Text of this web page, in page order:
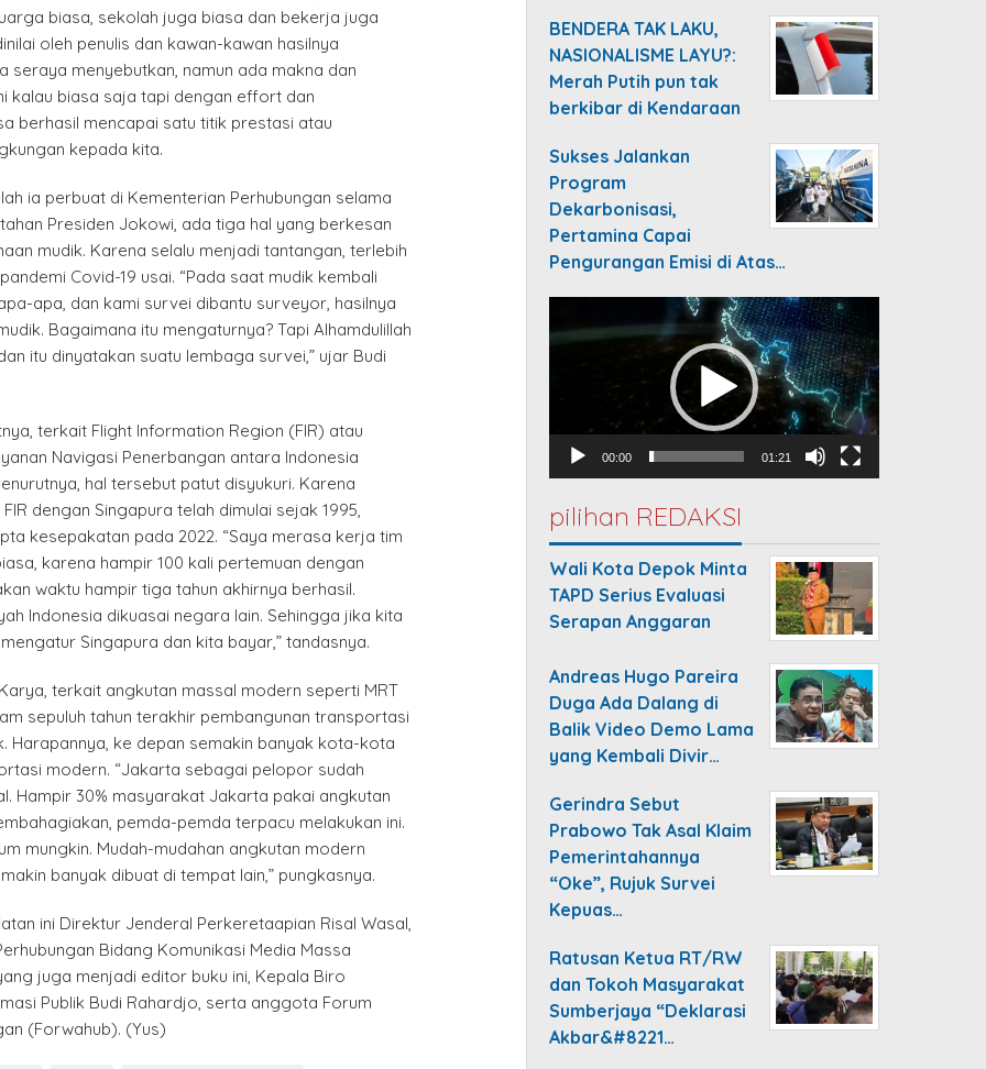
biasa, sekolah juga biasa dan bekerja juga
oleh penulis dan kawan-kawan hasilnya
seraya menyebutkan, namun ada makna dan
kalau biasa saja tapi dengan effort dan
berhasil mencapai satu titik prestasi atau
kepada kita.
ia perbuat di Kementerian Perhubungan selama
Presiden Jokowi, ada tiga hal yang berkesan
mudik. Karena selalu menjadi tantangan, terlebih
Covid-19 usai. “Pada saat mudik kembali
apa, dan kami survei dibantu surveyor, hasilnya
Bagaimana itu mengaturnya? Tapi Alhamdulillah
itu dinyatakan suatu lembaga survei,” ujar Budi
terkait Flight Information Region (FIR) atau
Navigasi Penerbangan antara Indonesia
hal tersebut patut disyukuri. Karena
dengan Singapura telah dimulai sejak 1995,
kesepakatan pada 2022. “Saya merasa kerja tim
karena hampir 100 kali pertemuan dengan
waktu hampir tiga tahun akhirnya berhasil.
Indonesia dikuasai negara lain. Sehingga jika kita
Singapura dan kita bayar,” tandasnya.
terkait angkutan massal modern seperti MRT
sepuluh tahun terakhir pembangunan transportasi
Harapannya, ke depan semakin banyak kota-kota
modern. “Jakarta sebagai pelopor sudah
Hampir 30% masyarakat Jakarta pakai angkutan
pemda-pemda terpacu melakukan ini.
mungkin. Mudah-mudahan angkutan modern
banyak dibuat di tempat lain,” pungkasnya.
ini Direktur Jenderal Perkeretaapian Risal Wasal,
Bidang Komunikasi Media Massa
juga menjadi editor buku ini, Kepala Biro
Publik Budi Rahardjo, serta anggota Forum
(Forwahub). (Yus)
BENDERA TAK LAKU,
NASIONALISME LAYU?:
Merah Putih pun tak
berkibar di Kendaraan
Sukses Jalankan
Program
Dekarbonisasi,
Pertamina Capai
Pengurangan Emisi di Atas…
Player
00:00 01:21
pilihan REDAKSI
Wali Kota Depok Minta
TAPD Serius Evaluasi
Serapan Anggaran
Andreas Hugo Pareira
Duga Ada Dalang di
Balik Video Demo Lama
yang Kembali Divir…
Gerindra Sebut
Prabowo Tak Asal Klaim
Pemerintahannya
“Oke”, Rujuk Survei
Kepuas…
Ratusan Ketua RT/RW
dan Tokoh Masyarakat
Sumberjaya “Deklarasi
Akbar&#8221…